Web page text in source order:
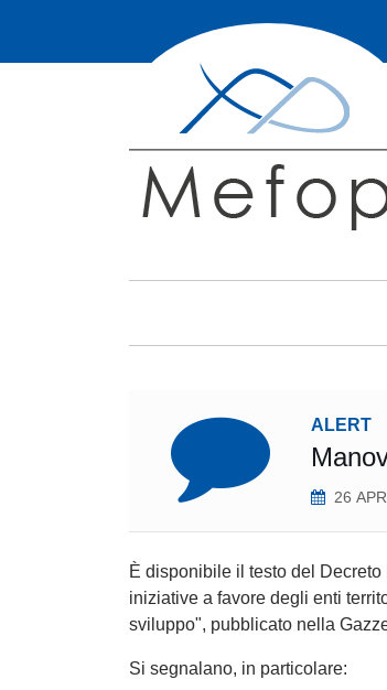
ALERT
26
È disponibile il testo del
iniziative a favore degli enti
sviluppo", pubblicato nella
Si segnalano, in particolare: